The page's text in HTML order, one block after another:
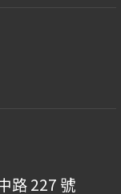
路 227 號